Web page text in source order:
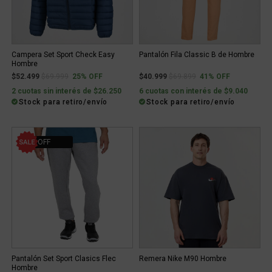
Campera Set Sport Check Easy
Hombre
$52.499
Price reduced from
to25% OFF
2 cuotas sin interés de $26.250
Stock para retiro/envío
Pantalón Fila Classic B de Hombre
$40.999 Price reduced from
to41% OFF
6 cuotas con interés de $9.040
Stock para retiro/envío
30% OFF
Pantalón Set Sport Clasics Flec
Hombre
Remera Nike M90 Hombre